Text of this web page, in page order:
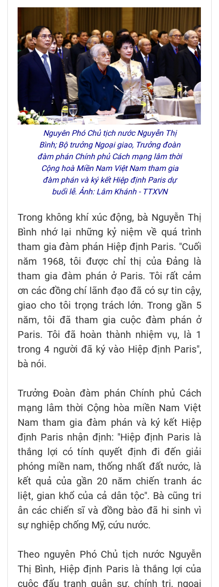
Nguyên Phó Chủ tịch nước Nguyễn Thị
Bình; Bộ trưởng Ngoại giao, Trưởng đoàn
đàm phán Chính phủ Cách mạng lâm thời
Cộng hoà Miền Nam Việt Nam tham gia
đàm phán và ký kết Hiệp định Paris dự
buổi lễ. Ảnh: Lâm Khánh - TTXVN
Trong không khí xúc động, bà Nguyễn Thị
Bình nhớ lại những kỷ niệm về quá trình
tham gia đàm phán Hiệp định Paris. "Cuối
năm 1968, tôi được chỉ thị của Đảng là
tham gia đàm phán ở Paris. Tôi rất cảm
ơn các đồng chí lãnh đạo đã có sự tin cậy,
giao cho tôi trọng trách lớn. Trong gần 5
năm, tôi đã tham gia cuộc đàm phán ở
Paris. Tôi đã hoàn thành nhiệm vụ, là 1
trong 4 người đã ký vào Hiệp định Paris",
bà nói.
Trưởng Đoàn đàm phán Chính phủ Cách
mạng lâm thời Cộng hòa miền Nam Việt
Nam tham gia đàm phán và ký kết Hiệp
định Paris nhận định: "Hiệp định Paris là
thắng lợi có tính quyết định đi đến giải
phóng miền nam, thống nhất đất nước, là
kết quả của gần 20 năm chiến tranh ác
liệt, gian khổ của cả dân tộc". Bà cũng tri
ân các chiến sĩ và đồng bào đã hi sinh vì
sự nghiệp chống Mỹ, cứu nước.
Theo nguyên Phó Chủ tịch nước Nguyễn
Thị Bình, Hiệp định Paris là thắng lợi của
cuộc đấu tranh quân sự, chính trị, ngoại